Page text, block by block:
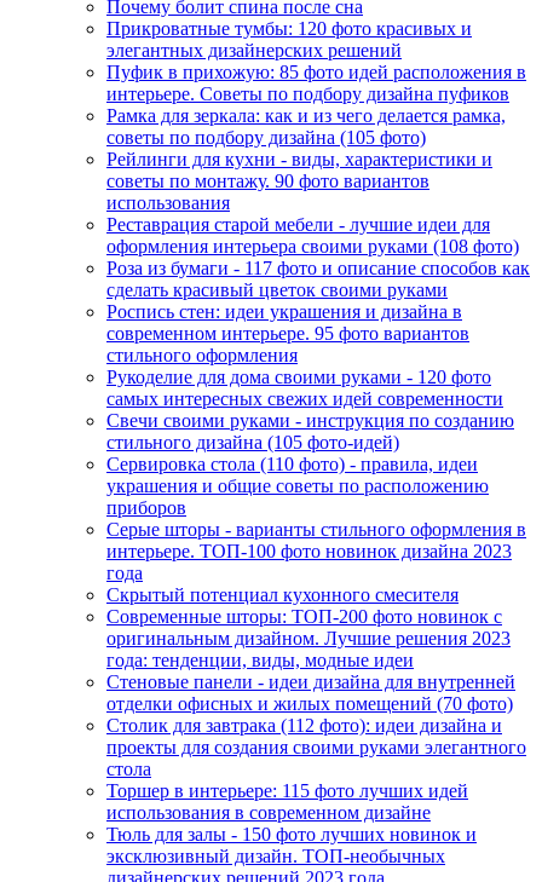
Почему болит спина после сна
Прикроватные тумбы: 120 фото красивых и
элегантных дизайнерских решений
Пуфик в прихожую: 85 фото идей расположения в
интерьере. Советы по подбору дизайна пуфиков
Рамка для зеркала: как и из чего делается рамка,
советы по подбору дизайна (105 фото)
Рейлинги для кухни - виды, характеристики и
советы по монтажу. 90 фото вариантов
использования
Реставрация старой мебели - лучшие идеи для
оформления интерьера своими руками (108 фото)
Роза из бумаги - 117 фото и описание способов как
сделать красивый цветок своими руками
Роспись стен: идеи украшения и дизайна в
современном интерьере. 95 фото вариантов
стильного оформления
Рукоделие для дома своими руками - 120 фото
самых интересных свежих идей современности
Свечи своими руками - инструкция по созданию
стильного дизайна (105 фото-идей)
Сервировка стола (110 фото) - правила, идеи
украшения и общие советы по расположению
приборов
Серые шторы - варианты стильного оформления в
интерьере. ТОП-100 фото новинок дизайна 2023
года
Скрытый потенциал кухонного смесителя
Современные шторы: ТОП-200 фото новинок с
оригинальным дизайном. Лучшие решения 2023
года: тенденции, виды, модные идеи
Стеновые панели - идеи дизайна для внутренней
отделки офисных и жилых помещений (70 фото)
Столик для завтрака (112 фото): идеи дизайна и
проекты для создания своими руками элегантного
стола
Торшер в интерьере: 115 фото лучших идей
использования в современном дизайне
Тюль для залы - 150 фото лучших новинок и
эксклюзивный дизайн. ТОП-необычных